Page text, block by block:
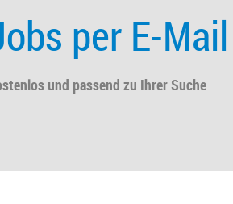
per E-Mail
und passend zu Ihrer Suche